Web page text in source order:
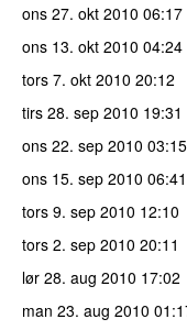
ons 27. okt 2010 06:17
ons 13. okt 2010 04:24
tors 7. okt 2010 20:12
tirs 28. sep 2010 19:31
ons 22. sep 2010 03:15
ons 15. sep 2010 06:41
tors 9. sep 2010 12:10
tors 2. sep 2010 20:11
lør 28. aug 2010 17:02
man 23. aug 2010